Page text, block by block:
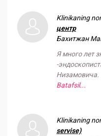
Klinikaning
центр
Бахитжан
Я много лет
-
Низамовича.
Batafsil...
Klinikaning
servise)